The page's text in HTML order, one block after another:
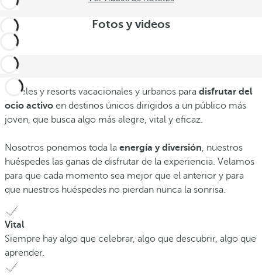
Fotos y videos
Hoteles y resorts vacacionales y urbanos para disfrutar del
ocio activo en destinos únicos dirigidos a un público más
joven, que busca algo más alegre, vital y eficaz.
Nosotros ponemos toda la energía y diversión, nuestros
huéspedes las ganas de disfrutar de la experiencia. Velamos
para que cada momento sea mejor que el anterior y para
que nuestros huéspedes no pierdan nunca la sonrisa.
Vital
Siempre hay algo que celebrar, algo que descubrir, algo que
aprender.